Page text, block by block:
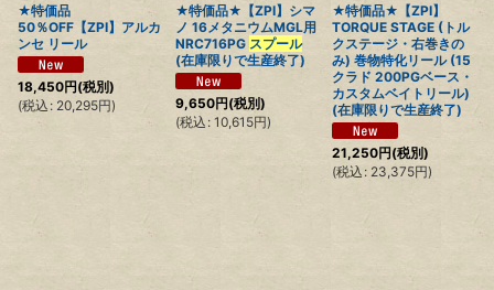
★特価品
50％OFF【ZPI】アルカ
ンセ リール
18,450円(税別)
(税込 : 20,295円)
★特価品★【ZPI】シマ
ノ 16メタニウムMGL用
NRC716PG スプール
(在庫限りで生産終了)
9,650円(税別)
(税込 : 10,615円)
★特価品★【ZPI】
TORQUE STAGE (トル
クステージ・右巻きの
み) 巻物特化リール (15
クラド 200PGベース・
カスタムベイトリール)
(在庫限りで生産終了)
21,250円(税別)
(税込 : 23,375円)